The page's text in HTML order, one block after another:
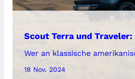
Scout Terra und
Wer an klassische
18 Nov. 2024